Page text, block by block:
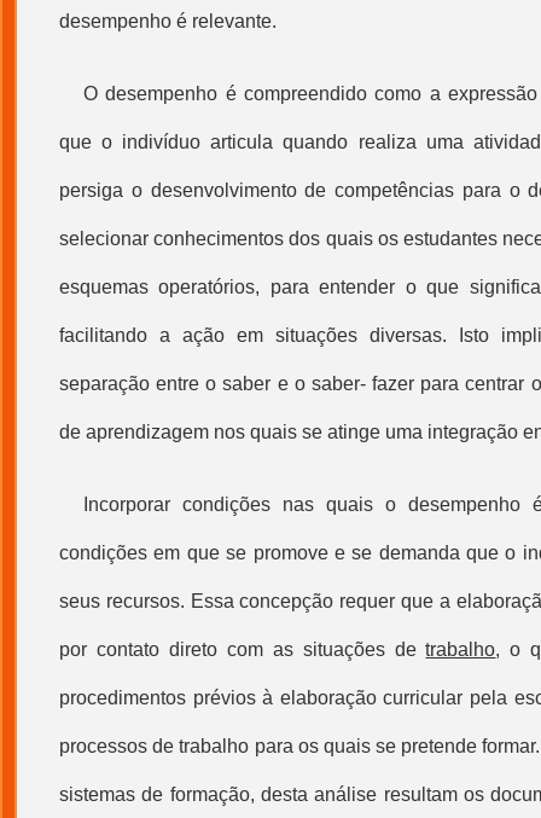
desempenho é relevante.
O desempenho é compreendido como a
que o indivíduo articula quando realiza uma
persiga o desenvolvimento de competências para o
selecionar conhecimentos dos quais os estudantes
esquemas operatórios, para entender o que
facilitando a ação em situações diversas. Isto
separação entre o saber e o saber- fazer para centrar
de aprendizagem nos quais se atinge uma integração
Incorporar condições nas quais o desempenho
condições em que se promove e se demanda que o
seus recursos. Essa concepção requer que a
por contato direto com as situações detrabalho, o
procedimentos prévios à elaboração curricular pela
processos de trabalho para os quais se pretende
sistemas de formação, desta análise resultam os